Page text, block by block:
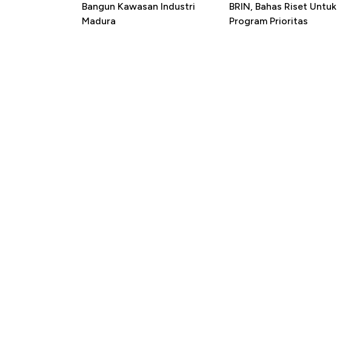
Bangun Kawasan Industri
Madura
BRIN, Bahas Riset Untuk
Program Prioritas